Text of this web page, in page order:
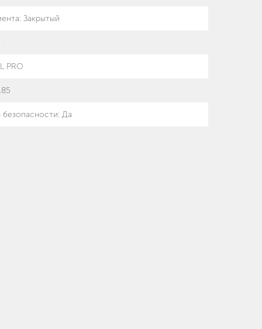
: Закрытый
PRO
: Да